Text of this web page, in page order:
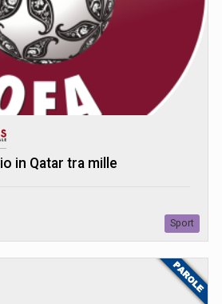
in Qatar tra mille
Sport